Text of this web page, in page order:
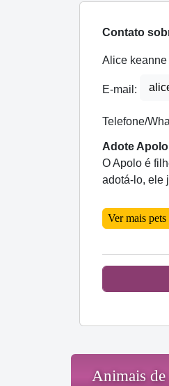
Contato
Alice
E-mail:
Telefone/
Adote
O Apolo é
adotá-lo, ele
Ver mais
Animais